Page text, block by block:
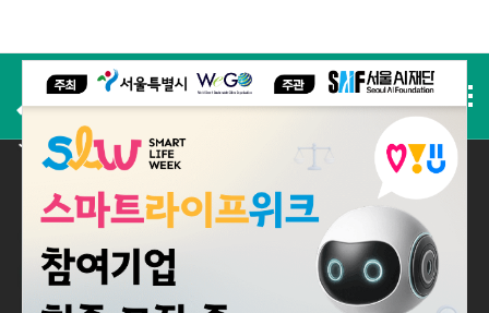
사전등록